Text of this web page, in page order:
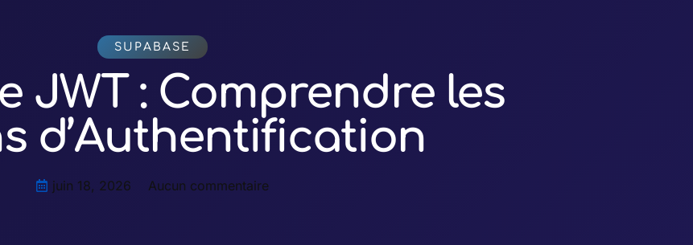
SUPABASE
JWT : Comprendre les
d’Authentification
juin 18, 2026 Aucun commentaire